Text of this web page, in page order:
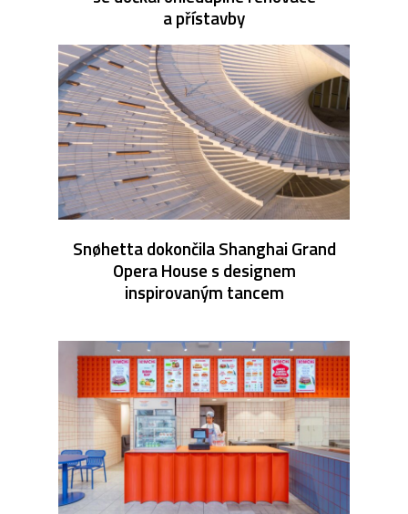
a přístavby
Snøhetta dokončila Shanghai Grand
Opera House s designem
inspirovaným tancem